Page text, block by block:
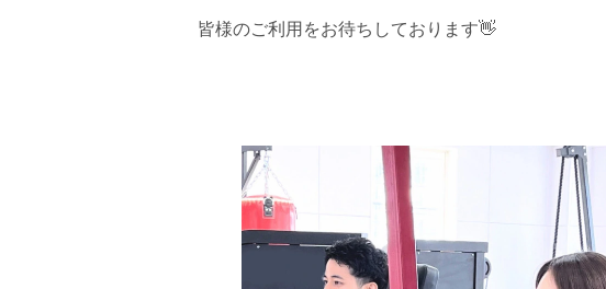
皆様のご利用をお待ちしております👋